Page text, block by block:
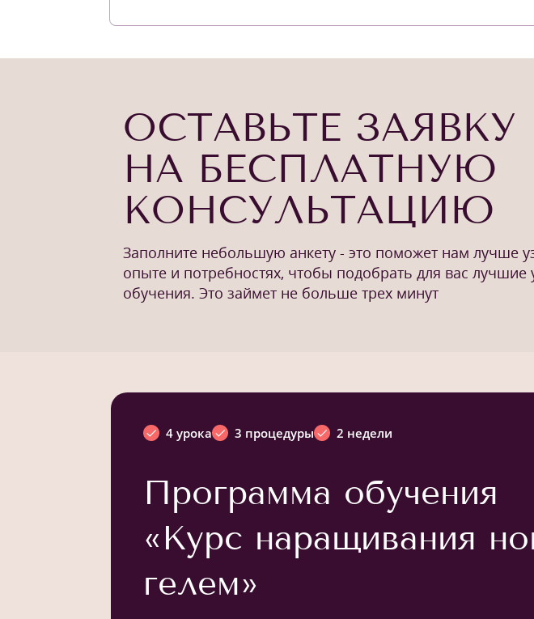
ОСТАВЬТЕ ЗАЯВКУ
НА БЕСПЛАТНУЮ
КОНСУЛЬТАЦИЮ
Заполните небольшую анкету - это поможет нам лучше
опыте и потребностях, чтобы подобрать для вас лучшие
обучения. Это займет не больше трех минут
4 урока 3 процедуры 2 недели
Программа обучения
«Курс наращивания
гелем»